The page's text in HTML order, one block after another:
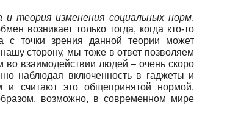
и теория изменения социальных норм.
возникает только тогда, когда кто-то
с точки зрения данной теории может
сторону, мы тоже в ответ позволяем
во взаимодействии людей – очень скоро
наблюдая включенность в гаджеты и
и считают это общепринятой нормой.
возможно, в современном мире